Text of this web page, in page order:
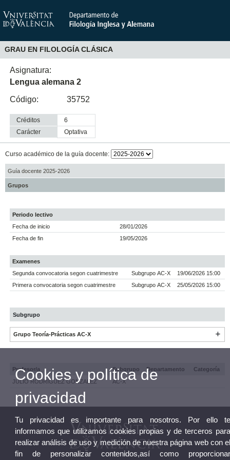
GRAU EN FILOLOGÍA CLÁSICA
Asignatura:
Lengua alemana 2
Código:
35752
Créditos
6
Carácter
optativa
Curso académico de la guía docente:
Guía docente 2025-2026
Grupos
Periodo lectivo
Fecha de inicio
28/01/2026
Fecha de fin
19/05/2026
Examenes
Segunda convocatoria segon cuatrimestre
Subgrupo AC-X
19/06/2026 15:00
Primera convocatoria segon cuatrimestre
Subgrupo AC-X 25/05/2026 15:00
Subgrupo
Grupo Teoría-Prácticas AC-X
Profesor/a Subgrupo Departamento
Categoría
JULIO RODRIGUEZ GONZALEZ
AC-X
Cookies y política de
privacidad
Tu privacidad es importante para nosotros. Por ello
informamos que utilizamos cookies propias y de terceros
realizar análisis de uso y medición de nuestra página web con
fin de personalizar contenidos,así como